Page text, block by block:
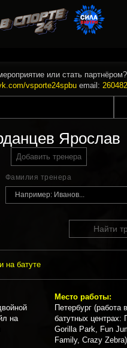
или стать
vsporte24spbu email:
Ярослав
Добавить тренера
Фамилия тренера
Найти
на батуте
на
Место работы:
Петербург (работа
батутных центрах:
Gorilla Park, Fun
Family, Crazy Zebra)